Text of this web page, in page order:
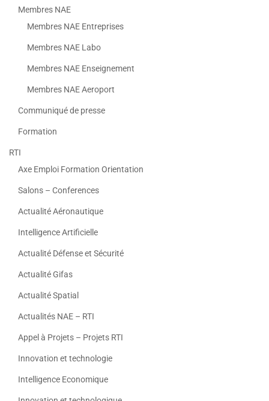
Membres NAE
Membres NAE Entreprises
Membres NAE Labo
Membres NAE Enseignement
Membres NAE Aeroport
Communiqué de presse
Formation
RTI
Axe Emploi Formation Orientation
Salons – Conferences
Actualité Aéronautique
Intelligence Artificielle
Actualité Défense et Sécurité
Actualité Gifas
Actualité Spatial
Actualités NAE – RTI
Appel à Projets – Projets RTI
Innovation et technologie
Intelligence Economique